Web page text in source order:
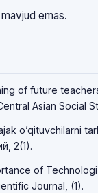
emas.
of future
Asian Social
o’qituvchilarni
2(1).
of
Journal, (1).